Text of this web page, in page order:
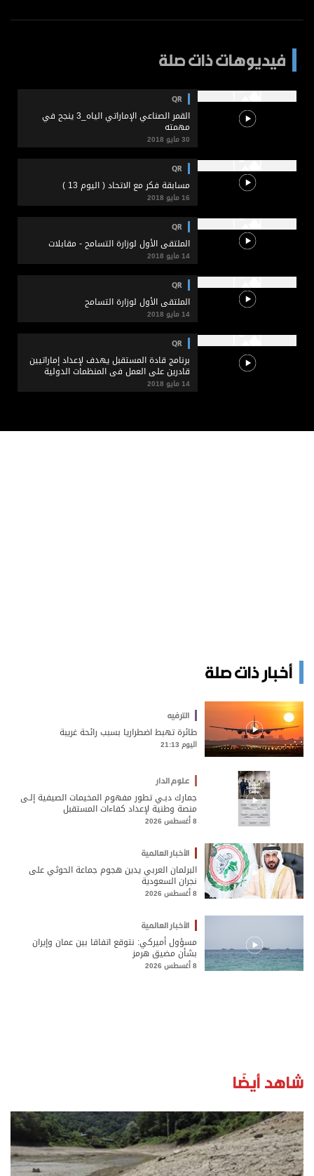
فيديوهات ذات صلة
QR
القمر الصناعي الإماراتي الياه_3 ينجح في
مهمته
30 مايو 2018
QR
مسابقة فكر مع الاتحاد ( اليوم 13 )
16 مايو 2018
QR
الملتقى الأول لوزارة التسامح - مقابلات
14 مايو 2018
QR
الملتقى الأول لوزارة التسامح
14 مايو 2018
QR
برنامج قادة المستقبل يهدف لإعداد إماراتيين
قادرين على العمل في المنظمات الدولية
14 مايو 2018
أخبار ذات صلة
الترفيه
طائرة تهبط اضطراريا بسبب رائحة غريبة
اليوم 21:13
علوم الدار
جمارك دبـي تطور مفهوم المخيمات الصيفية إلـى
منصة وطنية لإعداد كفاءات المستقبل
8 أغسطس 2026
الأخبار العالمية
البرلمان العربي يدين هجوم جماعة الحوثي على
نجران السعودية
8 أغسطس 2026
الأخبار العالمية
مسؤول أميركي: نتوقع اتفاقا بين عمان وإيران
بشأن مضيق هرمز
8 أغسطس 2026
شاهد أيضًا